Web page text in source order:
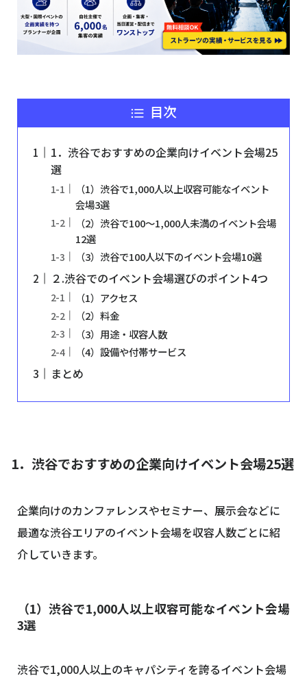
目次
1．渋谷でおすすめの企業向けイベント会場25
選
（1）渋谷で1,000人以上収容可能なイベント
会場3選
（2）渋谷で100～1,000人未満のイベント会場
12選
（3）渋谷で100人以下のイベント会場10選
２.渋谷でのイベント会場選びのポイント4つ
（1）アクセス
（2）料金
（3）用途・収容人数
（4）設備や付帯サービス
まとめ
1．渋谷でおすすめの企業向けイベント会場25選
企業向けのカンファレンスやセミナー、展示会などに
最適な渋谷エリアのイベント会場を収容人数ごとに紹
介していきます。
（1）渋谷で1,000人以上収容可能なイベント会場
3選
渋谷で1,000人以上のキャパシティを誇るイベント会場